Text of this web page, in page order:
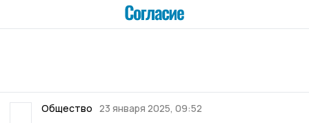
Общество 23 января 2025, 09:52